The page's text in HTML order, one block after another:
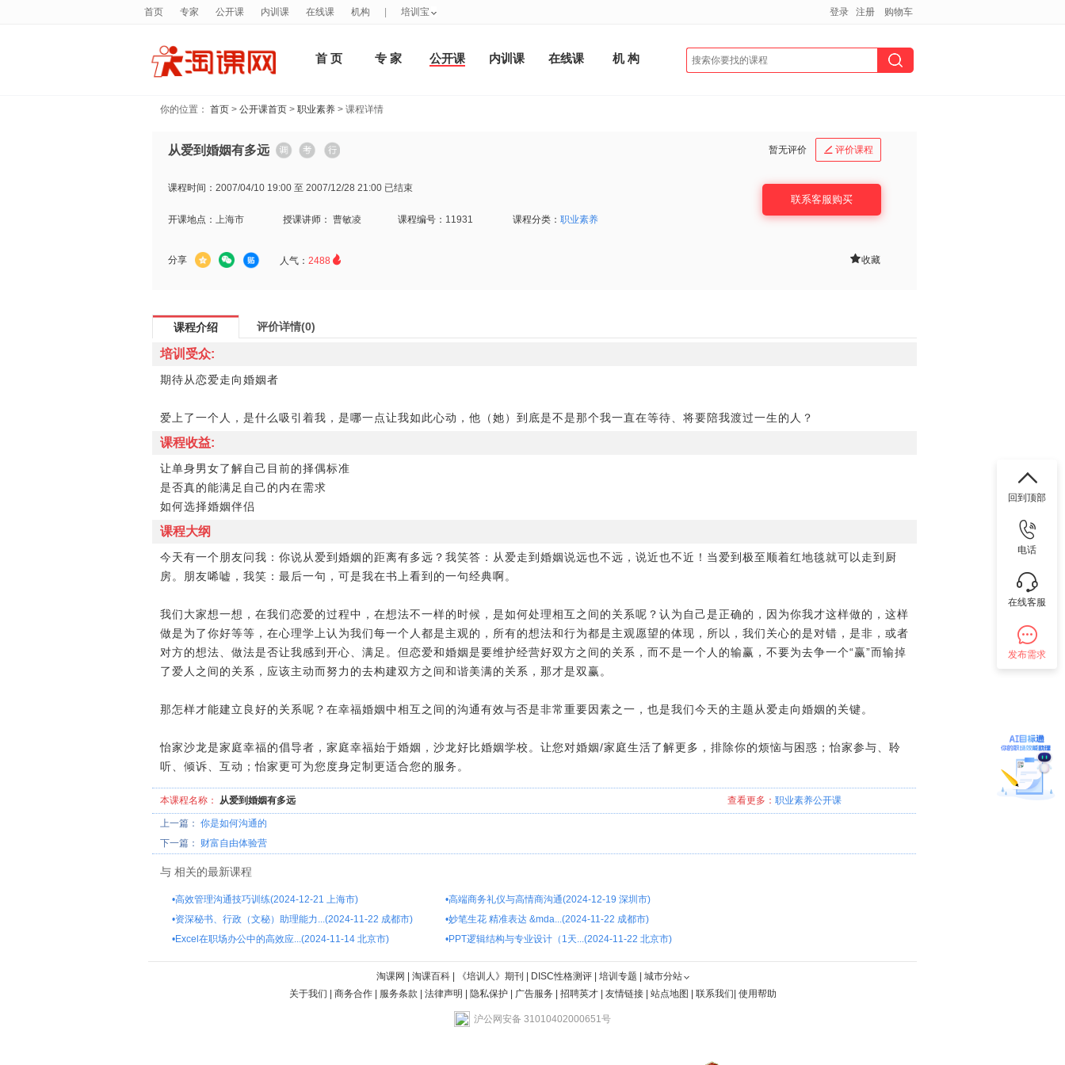
首 页 专 家 公开课 内训课 在线课 机 构
你的位置： 首页 > 公开课首页 > 职业素养 > 课程详情
从爱到婚姻有多远 暂无评价  评价课程
课程时间： 2007/04/10 19:00 至 2007/12/28 21:00 已结束
开课地点： 上海市 授课讲师： 曹敏凌 课程编号： 11931 课程分类： 职业素养
联系客服购买
分享 人气： 2488  收藏
课程介绍 评价详情(0)
培训受众:
期待从恋爱走向婚姻者
爱上了一个人，是什么吸引着我，是哪一点让我如此心动，他（她）到底是不是那个我一直在等待、将要陪我渡过一生的人？
课程收益:
让单身男女了解自己目前的择偶标准
是否真的能满足自己的内在需求
如何选择婚姻伴侣
课程大纲
今天有一个朋友问我：你说从爱到婚姻的距离有多远？我笑答：从爱走到婚姻说远也不远，说近也不近！当爱到极至顺着红地毯就可以走到厨
房。朋友唏嘘，我笑：最后一句，可是我在书上看到的一句经典啊。
我们大家想一想，在我们恋爱的过程中，在想法不一样的时候，是如何处理相互之间的关系呢？认为自己是正确的，因为你我才这样做的，这样
做是为了你好等等，在心理学上认为我们每一个人都是主观的，所有的想法和行为都是主观愿望的体现，所以，我们关心的是对错，是非，或者
对方的想法、做法是否让我感到开心、满足。但恋爱和婚姻是要维护经营好双方之间的关系，而不是一个人的输赢，不要为去争一个“赢”而输掉
了爱人之间的关系，应该主动而努力的去构建双方之间和谐美满的关系，那才是双赢。
那怎样才能建立良好的关系呢？在幸福婚姻中相互之间的沟通有效与否是非常重要因素之一，也是我们今天的主题从爱走向婚姻的关键。
怡家沙龙是家庭幸福的倡导者，家庭幸福始于婚姻，沙龙好比婚姻学校。让您对婚姻/家庭生活了解更多，排除你的烦恼与困惑；怡家参与、聆
听、倾诉、互动；怡家更可为您度身定制更适合您的服务。
本课程名称： 从爱到婚姻有多远 查看更多： 职业素养公开课
上一篇： 你是如何沟通的
下一篇： 财富自由体验营
与 相关的最新课程
•高效管理沟通技巧训练(2024-12-21 上海市) •高端商务礼仪与高情商沟通(2024-12-19 深圳市)
•资深秘书、行政（文秘）助理能力...(2024-11-22 成都市) •妙笔生花 精准表达 &mda...(2024-11-22 成都市)
•Excel在职场办公中的高效应...(2024-11-14 北京市) •PPT逻辑结构与专业设计（1天...(2024-11-22 北京市)
首页 专家 公开课 内训课 在线课 机构 培训宝 登录 注册 购物车
淘课网 淘课百科| 《培训人》期刊 DISC性格测评| 培训专题
城市分站
关于我们
商务合作| 服务条款 法律声明 隐私保护 广告服务 招聘英才| 友情链接| 站点地图 联系我们 使用帮助
沪公网安备 31010402000651号
回到顶部
电话
在线客服
发布需求